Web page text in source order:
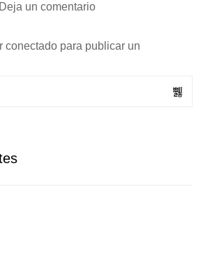
Deja un comentario
conectado para publicar un